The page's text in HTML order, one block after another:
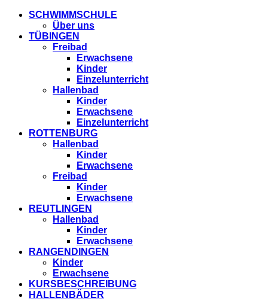
SCHWIMMSCHULE
Über uns
TÜBINGEN
Freibad
Erwachsene
Kinder
Einzelunterricht
Hallenbad
Kinder
Erwachsene
Einzelunterricht
ROTTENBURG
Hallenbad
Kinder
Erwachsene
Freibad
Kinder
Erwachsene
REUTLINGEN
Hallenbad
Kinder
Erwachsene
RANGENDINGEN
Kinder
Erwachsene
KURSBESCHREIBUNG
HALLENBÄDER